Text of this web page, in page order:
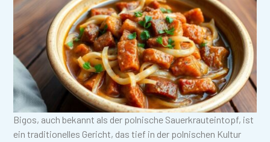
Bigos, auch bekannt als der polnische Sauerkrauteintopf, ist
ein traditionelles Gericht, das tief in der polnischen Kultur